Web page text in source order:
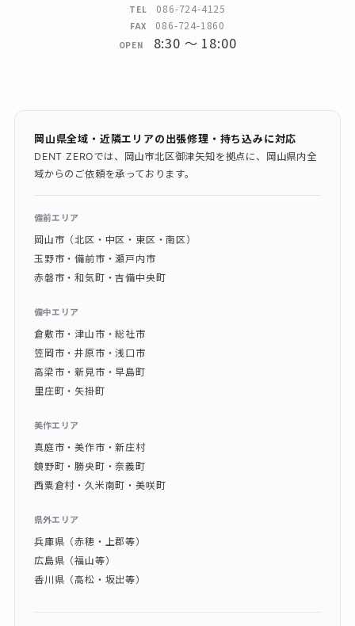
TEL
086-724-4125
FAX 086-724-1860
OPEN 8:30 〜 18:00
岡山県全域・近隣エリアの出張修理・持ち込みに対応
DENT ZEROでは、岡山市北区御津矢知を拠点に、岡山県内全
域からのご依頼を承っております。
備前エリア
岡山市（北区・中区・東区・南区）
玉野市・備前市・瀬戸内市
赤磐市・和気町・吉備中央町
備中エリア
倉敷市・津山市・総社市
笠岡市・井原市・浅口市
高梁市・新見市・早島町
里庄町・矢掛町
美作エリア
真庭市・美作市・新庄村
鏡野町・勝央町・奈義町
西粟倉村・久米南町・美咲町
県外エリア
兵庫県（赤穂・上郡等）
広島県（福山等）
香川県（高松・坂出等）